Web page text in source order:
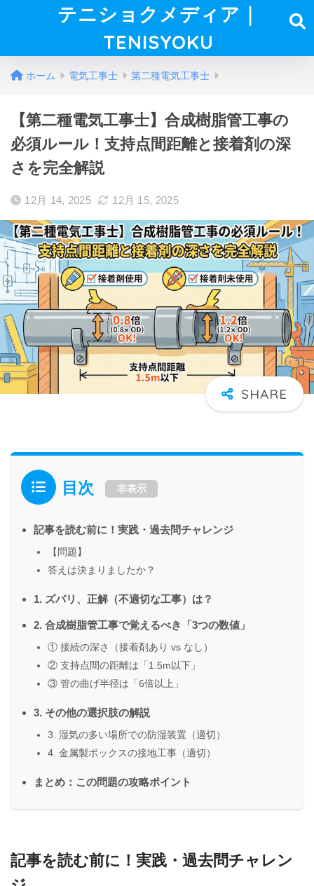
テニショクメディア｜
TENISYOKU
ホーム 電気工事士 第二種電気工事士
【第二種電気工事士】合成樹脂管工事の
必須ルール！支持点間距離と接着剤の深
さを完全解説
12月 14, 2025 12月 15, 2025
目次 非表示
記事を読む前に！実践・過去問チャレンジ
【問題】
答えは決まりましたか？
1. ズバリ、正解（不適切な工事）は？
2. 合成樹脂管工事で覚えるべき「3つの数値」
① 接続の深さ（接着剤あり vs なし）
② 支持点間の距離は「1.5m以下」
③ 管の曲げ半径は「6倍以上」
3. その他の選択肢の解説
3. 湿気の多い場所での防湿装置（適切）
4. 金属製ボックスの接地工事（適切）
まとめ：この問題の攻略ポイント
記事を読む前に！実践・過去問チャレン